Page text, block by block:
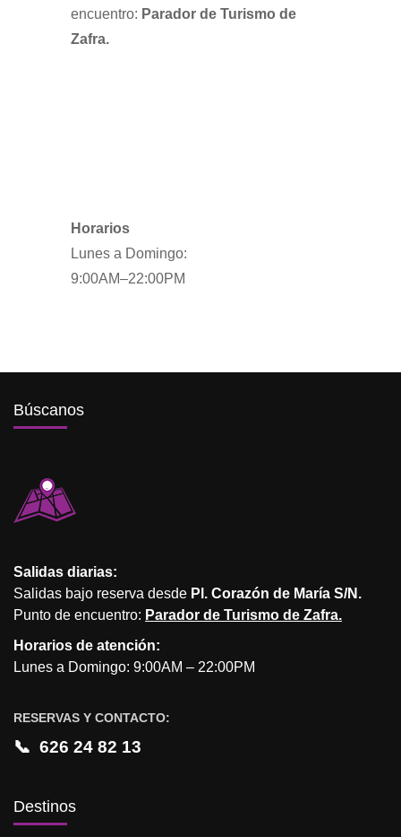
encuentro: Parador de Turismo de
Zafra.
Horarios
Lunes a Domingo:
9:00AM–22:00PM
Búscanos
Salidas diarias:
Salidas bajo reserva desde Pl. Corazón de María S/N.
Punto de encuentro: Parador de Turismo de Zafra.
Horarios de atención:
Lunes a Domingo: 9:00AM – 22:00PM
RESERVAS Y CONTACTO:
📞 626 24 82 13
Destinos